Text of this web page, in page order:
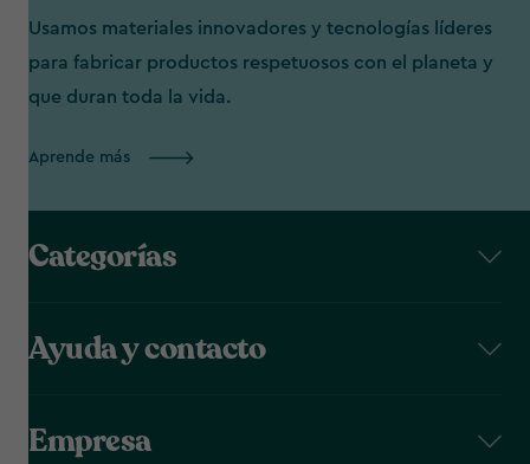
Usamos materiales innovadores y tecnologías líderes
para fabricar productos respetuosos con el planeta y
que duran toda la vida.
Aprende más
Categorías
Ayuda y contacto
Empresa